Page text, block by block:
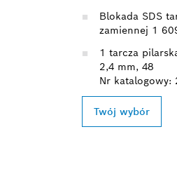
Blokada SDS
zamiennej 1
1 tarcza
2,4 mm, 48
Nr katalogowy:
Twój wybór